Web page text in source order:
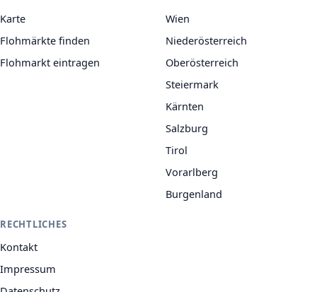
Karte
Flohmärkte finden
Flohmarkt eintragen
Wien
Niederösterreich
Oberösterreich
Steiermark
Kärnten
Salzburg
Tirol
Vorarlberg
Burgenland
RECHTLICHES
Kontakt
Impressum